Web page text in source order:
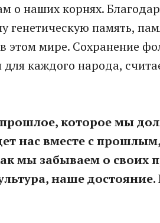
о наших корнях.
генетическую память,
этом мире. Сохранение
для каждого народа,
которое мы
нас вместе с
мы забываем о своих
наше